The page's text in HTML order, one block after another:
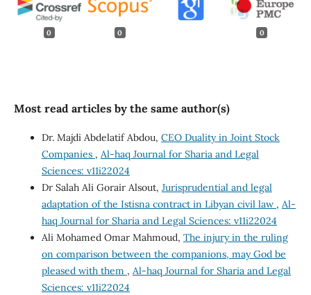
0 0 0
Most read articles by the same author(s)
Dr. Majdi Abdelatif Abdou, CEO Duality in Joint Stock
Companies , Al-haq Journal for Sharia and Legal
Sciences: v11i22024
Dr Salah Ali Gorair Alsout, Jurisprudential and legal
adaptation of the Istisna contract in Libyan civil law , Al-
haq Journal for Sharia and Legal Sciences: v11i22024
Ali Mohamed Omar Mahmoud, The injury in the ruling
on comparison between the companions, may God be
pleased with them , Al-haq Journal for Sharia and Legal
Sciences: v11i22024